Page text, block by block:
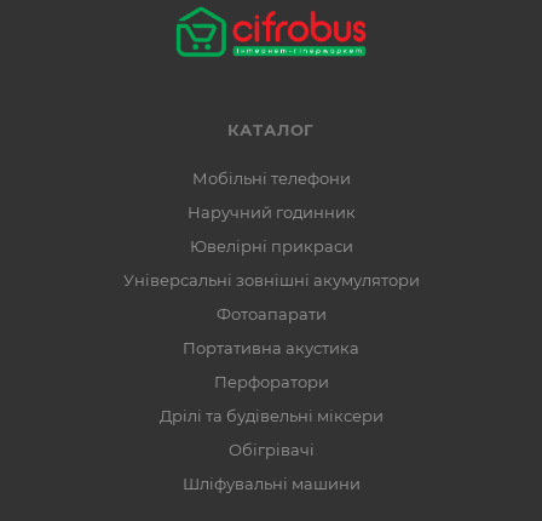
КАТАЛОГ
Мобільні телефони
Наручний годинник
Ювелірні прикраси
Універсальні зовнішні акумулятори
Фотоапарати
Портативна акустика
Перфоратори
Дрілі та будівельні міксери
Обігрівачі
Шліфувальні машини